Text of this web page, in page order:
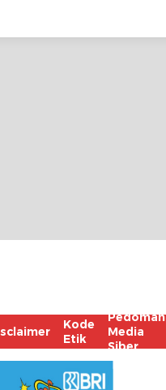
Kode
Etik
Pedoman
Media
Siber